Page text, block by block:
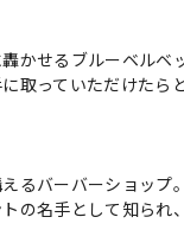
かせるブルーベル
取っていただけたら
るバーバーショップ。
の名手として知ら